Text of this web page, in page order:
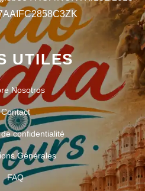
UTILES
Nosotros
Contact
confidentialité
Générales
FAQ